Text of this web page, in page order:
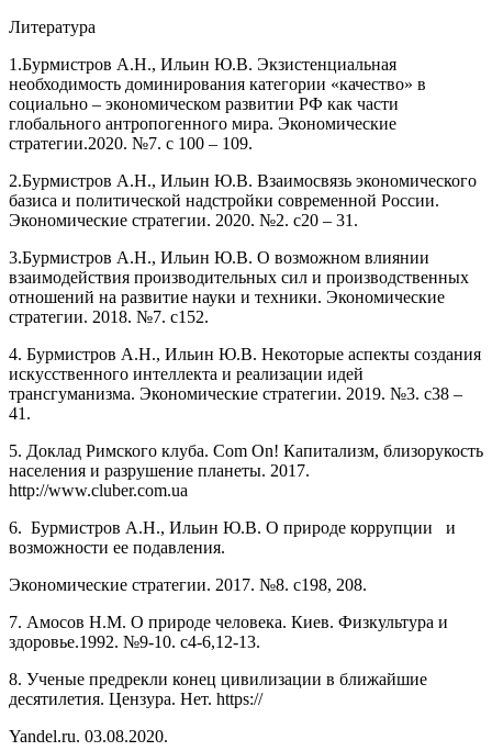
Литература
1.Бурмистров А.Н., Ильин Ю.В. Экзистенциальная
необходимость доминирования категории «качество» в
социально – экономическом развитии РФ как части
глобального антропогенного мира. Экономические
стратегии.2020. №7. с 100 – 109.
2.Бурмистров А.Н., Ильин Ю.В. Взаимосвязь экономического
базиса и политической надстройки современной России.
Экономические стратегии. 2020. №2. с20 – 31.
3.Бурмистров А.Н., Ильин Ю.В. О возможном влиянии
взаимодействия производительных сил и производственных
отношений на развитие науки и техники. Экономические
стратегии. 2018. №7. с152.
4. Бурмистров А.Н., Ильин Ю.В. Некоторые аспекты создания
искусственного интеллекта и реализации идей
трансгуманизма. Экономические стратегии. 2019. №3. с38 –
41.
5. Доклад Римского клуба. Com On! Капитализм, близорукость
населения и разрушение планеты. 2017.
http://www.cluber.com.ua
6. Бурмистров А.Н., Ильин Ю.В. О природе коррупции и
возможности ее подавления.
Экономические стратегии. 2017. №8. с198, 208.
7. Амосов Н.М. О природе человека. Киев. Физкультура и
здоровье.1992. №9-10. с4-6,12-13.
8. Ученые предрекли конец цивилизации в ближайшие
десятилетия. Цензура. Нет. https://
Yandel.ru. 03.08.2020.